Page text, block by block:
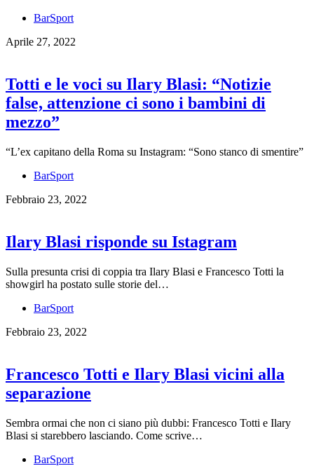
BarSport
Aprile 27, 2022
Totti e le voci su Ilary Blasi: “Notizie
false, attenzione ci sono i bambini di
mezzo”
“L’ex capitano della Roma su Instagram: “Sono stanco di smentire”
BarSport
Febbraio 23, 2022
Ilary Blasi risponde su Istagram
Sulla presunta crisi di coppia tra Ilary Blasi e Francesco Totti la
showgirl ha postato sulle storie del…
BarSport
Febbraio 23, 2022
Francesco Totti e Ilary Blasi vicini alla
separazione
Sembra ormai che non ci siano più dubbi: Francesco Totti e Ilary
Blasi si starebbero lasciando. Come scrive…
BarSport